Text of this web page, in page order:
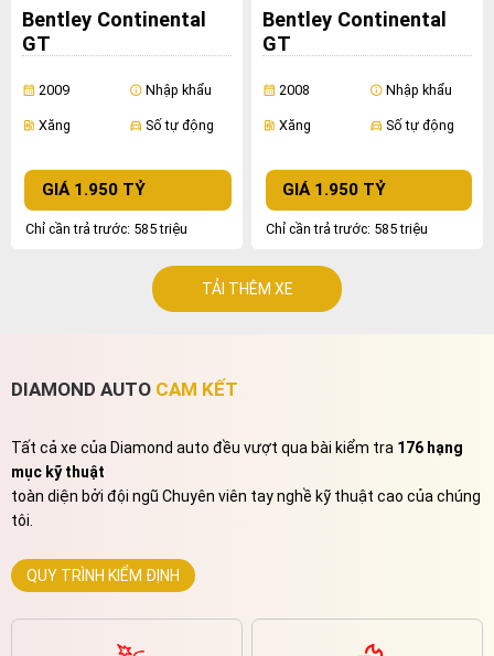
Bentley Continental
GT
calendar_month 2009 info Nhập khẩu
ev_station Xăng directions_car Số tự động
GIÁ 1.950 TỶ
Chỉ cần trả trước: 585 triệu
Bentley Continental
GT
calendar_month 2008 info Nhập khẩu
ev_station Xăng directions_car Số tự động
GIÁ 1.950 TỶ
Chỉ cần trả trước: 585 triệu
TẢI THÊM XE
DIAMOND AUTO CAM KẾT
Tất cả xe của Diamond auto đều vượt qua bài kiểm tra 176 hạng
mục kỹ thuật
toàn diện bởi đội ngũ Chuyên viên tay nghề kỹ thuật cao của chúng
tôi.
QUY TRÌNH KIỂM ĐỊNH